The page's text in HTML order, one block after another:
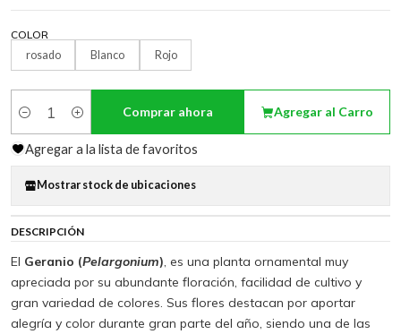
COLOR
rosado
Blanco Rojo
Cantidad
Agregar al Carro
Comprar ahora
Agregar a la lista de favoritos
Mostrar stock de ubicaciones
DESCRIPCIÓN
El Geranio (Pelargonium) , es una planta ornamental muy
apreciada por su abundante floración, facilidad de cultivo y
gran variedad de colores. Sus flores destacan por aportar
alegría y color durante gran parte del año, siendo una de las